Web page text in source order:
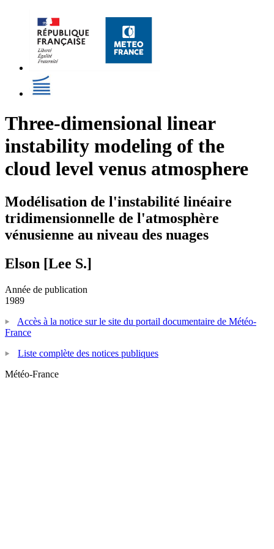
Three-dimensional linear
instability modeling of the
cloud level venus atmosphere
Modélisation de l'instabilité linéaire
tridimensionnelle de l'atmosphère
vénusienne au niveau des nuages
Elson [Lee S.]
Année de publication
1989
Accès à la notice sur le site du portail documentaire de Météo-
France
Liste complète des notices publiques
Météo-France